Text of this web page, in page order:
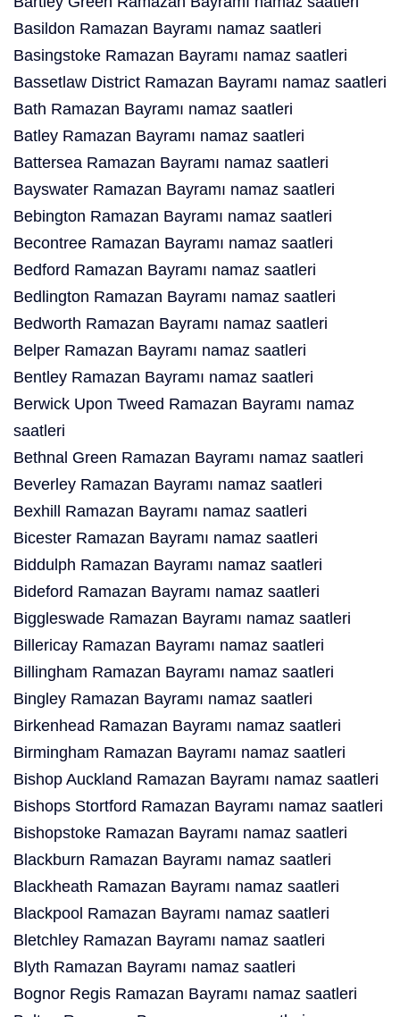
Basildon Ramazan Bayramı namaz saatleri
Basingstoke Ramazan Bayramı namaz saatleri
Bassetlaw District Ramazan Bayramı namaz saatleri
Bath Ramazan Bayramı namaz saatleri
Batley Ramazan Bayramı namaz saatleri
Battersea Ramazan Bayramı namaz saatleri
Bayswater Ramazan Bayramı namaz saatleri
Bebington Ramazan Bayramı namaz saatleri
Becontree Ramazan Bayramı namaz saatleri
Bedford Ramazan Bayramı namaz saatleri
Bedlington Ramazan Bayramı namaz saatleri
Bedworth Ramazan Bayramı namaz saatleri
Belper Ramazan Bayramı namaz saatleri
Bentley Ramazan Bayramı namaz saatleri
Berwick Upon Tweed Ramazan Bayramı namaz
saatleri
Bethnal Green Ramazan Bayramı namaz saatleri
Beverley Ramazan Bayramı namaz saatleri
Bexhill Ramazan Bayramı namaz saatleri
Bicester Ramazan Bayramı namaz saatleri
Biddulph Ramazan Bayramı namaz saatleri
Bideford Ramazan Bayramı namaz saatleri
Biggleswade Ramazan Bayramı namaz saatleri
Billericay Ramazan Bayramı namaz saatleri
Billingham Ramazan Bayramı namaz saatleri
Bingley Ramazan Bayramı namaz saatleri
Birkenhead Ramazan Bayramı namaz saatleri
Birmingham Ramazan Bayramı namaz saatleri
Bishop Auckland Ramazan Bayramı namaz saatleri
Bishops Stortford Ramazan Bayramı namaz saatleri
Bishopstoke Ramazan Bayramı namaz saatleri
Blackburn Ramazan Bayramı namaz saatleri
Blackheath Ramazan Bayramı namaz saatleri
Blackpool Ramazan Bayramı namaz saatleri
Bletchley Ramazan Bayramı namaz saatleri
Blyth Ramazan Bayramı namaz saatleri
Bognor Regis Ramazan Bayramı namaz saatleri